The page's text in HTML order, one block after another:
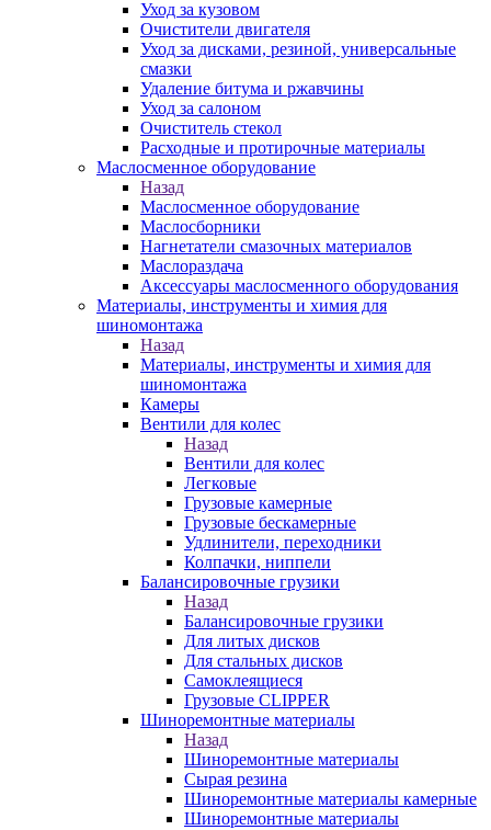
Уход за кузовом
Очистители двигателя
Уход за дисками, резиной, универсальные
смазки
Удаление битума и ржавчины
Уход за салоном
Очиститель стекол
Расходные и протирочные материалы
Маслосменное оборудование
Назад
Маслосменное оборудование
Маслосборники
Нагнетатели смазочных материалов
Маслораздача
Аксессуары маслосменного оборудования
Материалы, инструменты и химия для
шиномонтажа
Назад
Материалы, инструменты и химия для
шиномонтажа
Камеры
Вентили для колес
Назад
Вентили для колес
Легковые
Грузовые камерные
Грузовые бескамерные
Удлинители, переходники
Колпачки, ниппели
Балансировочные грузики
Назад
Балансировочные грузики
Для литых дисков
Для стальных дисков
Самоклеящиеся
Грузовые CLIPPER
Шиноремонтные материалы
Назад
Шиноремонтные материалы
Сырая резина
Шиноремонтные материалы камерные
Шиноремонтные материалы